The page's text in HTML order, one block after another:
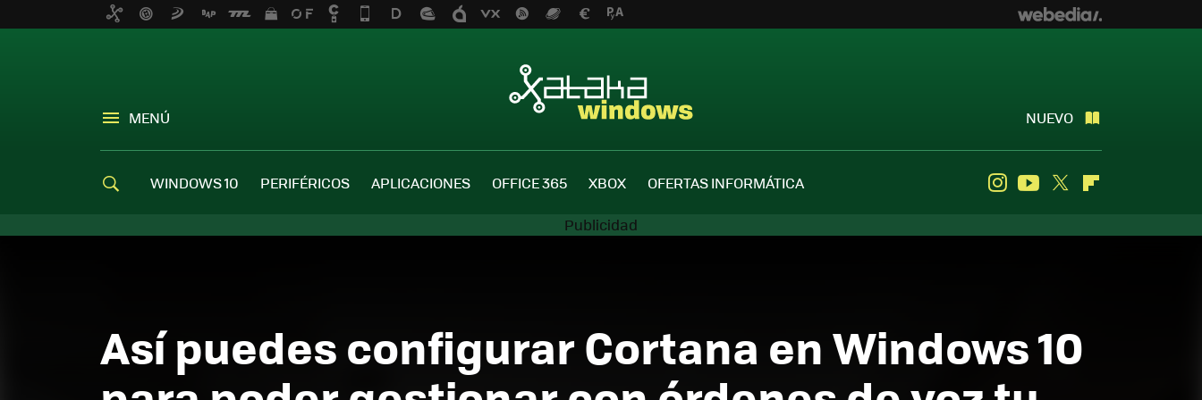
MENÚ NUEVO
WINDOWS 10 PERIFÉRICOS APLICACIONES OFFICE 365 XBOX OFERTAS INFORMÁTICA InstagramYoutube
Twitter
Así puedes configurar Cortana en Windows 10